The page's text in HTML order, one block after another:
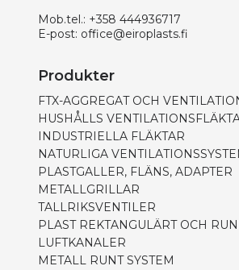
Mob.tel.: +358 444936717
E-post: office@eiroplasts.fi
Produkter
FTX-AGGREGAT OCH
HUSHÅLLS
INDUSTRIELLA FLÄKTAR
NATURLIGA
PLASTGALLER, FLÄNS, ADAPTER
METALLGRILLAR
TALLRIKSVENTILER
PLAST REKTANGULÄRT OCH
LUFTKANALER
METALL RUNT SYSTEM